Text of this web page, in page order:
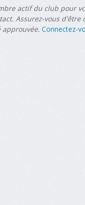
actif du club pour
Assurez-vous d'être
approuvée. Connectez-